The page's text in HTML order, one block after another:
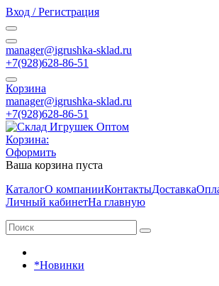
Вход / Регистрация
manager@igrushka-sklad.ru
+7(928)628-86-51
Корзина
manager@igrushka-sklad.ru
+7(928)628-86-51
Корзина:
Оформить
Ваша корзина пуста
КаталогО компанииКонтактыДоставка
Личный кабинетНа главную
*Новинки